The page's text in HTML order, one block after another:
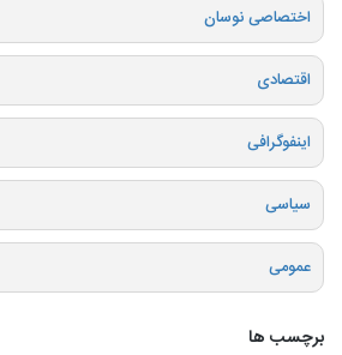
اختصاصی نوسان
اقتصادی
اینفوگرافی
سیاسی
عمومی
برچسب ها